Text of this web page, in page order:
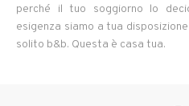
perché il tuo soggiorno lo
esigenza siamo a tua
solito b&b. Questa è casa tua.